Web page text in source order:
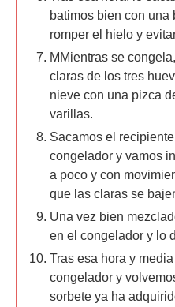
batimos bien con una
romper el hielo y
MMientras se
claras de los tres
nieve con una pizca
varillas.
Sacamos el
congelador y vamos
a poco y con
que las claras se
Una vez bien
en el congelador y lo
Tras esa hora y
congelador y
sorbete ya ha